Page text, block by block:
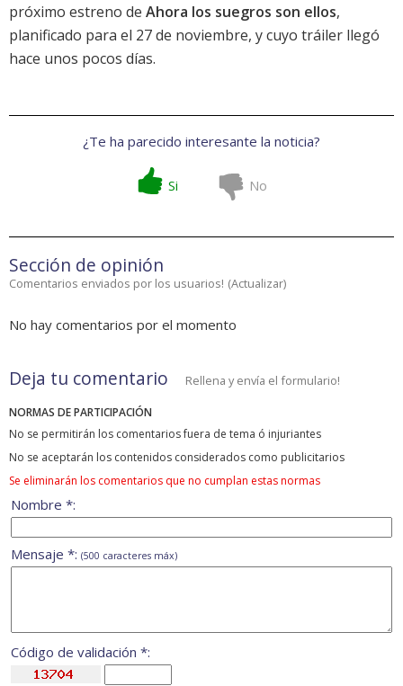
próximo estreno de Ahora los suegros son ellos,
planificado para el 27 de noviembre, y cuyo tráiler llegó
hace unos pocos días.
¿Te ha parecido interesante la noticia?
Si No
Sección de opinión
Comentarios enviados por los usuarios! (Actualizar)
No hay comentarios por el momento
Deja tu comentario Rellena y envía el formulario!
NORMAS DE PARTICIPACIÓN
No se permitirán los comentarios fuera de tema ó injuriantes
No se aceptarán los contenidos considerados como publicitarios
Se eliminarán los comentarios que no cumplan estas normas
Nombre *:
Mensaje *: (500 caracteres máx)
Código de validación *: